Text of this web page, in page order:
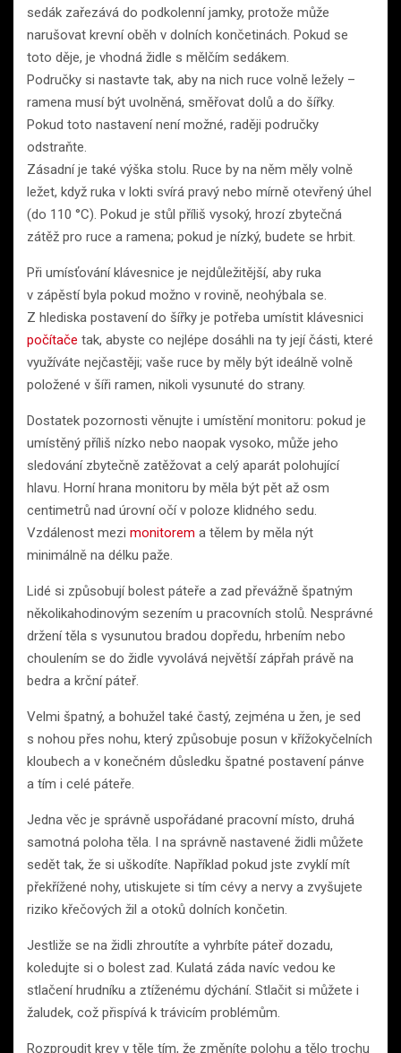
sedák zařezává do podkolenní jamky, protože může
narušovat krevní oběh v dolních končetinách. Pokud se
toto děje, je vhodná židle s mělčím sedákem.
Područky si nastavte tak, aby na nich ruce volně ležely –
ramena musí být uvolněná, směřovat dolů a do šířky.
Pokud toto nastavení není možné, raději područky
odstraňte.
Zásadní je také výška stolu. Ruce by na něm měly volně
ležet, když ruka v lokti svírá pravý nebo mírně otevřený úhel
(do 110 °C). Pokud je stůl příliš vysoký, hrozí zbytečná
zátěž pro ruce a ramena; pokud je nízký, budete se hrbit.
Při umísťování klávesnice je nejdůležitější, aby ruka
v zápěstí byla pokud možno v rovině, neohýbala se.
Z hlediska postavení do šířky je potřeba umístit klávesnici
počítače tak, abyste co nejlépe dosáhli na ty její části, které
využíváte nejčastěji; vaše ruce by měly být ideálně volně
položené v šíři ramen, nikoli vysunuté do strany.
Dostatek pozornosti věnujte i umístění monitoru: pokud je
umístěný příliš nízko nebo naopak vysoko, může jeho
sledování zbytečně zatěžovat a celý aparát polohující
hlavu. Horní hrana monitoru by měla být pět až osm
centimetrů nad úrovní očí v poloze klidného sedu.
Vzdálenost mezi monitorem a tělem by měla nýt
minimálně na délku paže.
Lidé si způsobují bolest páteře a zad převážně špatným
několikahodinovým sezením u pracovních stolů. Nesprávné
držení těla s vysunutou bradou dopředu, hrbením nebo
choulením se do židle vyvolává největší zápřah právě na
bedra a krční páteř.
Velmi špatný, a bohužel také častý, zejména u žen, je sed
s nohou přes nohu, který způsobuje posun v křížokyčelních
kloubech a v konečném důsledku špatné postavení pánve
a tím i celé páteře.
Jedna věc je správně uspořádané pracovní místo, druhá
samotná poloha těla. I na správně nastavené židli můžete
sedět tak, že si uškodíte. Například pokud jste zvyklí mít
překřížené nohy, utiskujete si tím cévy a nervy a zvyšujete
riziko křečových žil a otoků dolních končetin.
Jestliže se na židli zhroutíte a vyhrbíte páteř dozadu,
koledujte si o bolest zad. Kulatá záda navíc vedou ke
stlačení hrudníku a ztíženému dýchání. Stlačit si můžete i
žaludek, což přispívá k trávicím problémům.
Rozproudit krev v těle tím, že změníte polohu a tělo trochu